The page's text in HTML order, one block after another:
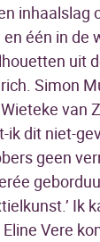
inhaalslag
en één in
uit
Simon
van
dit niet-
geen
Ik
Vere